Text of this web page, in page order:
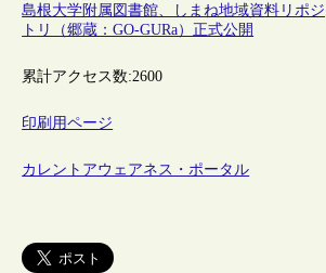
島根大学附属図書館、しまね地域資料リポジ
トリ（郷蔵：GO-GURa）正式公開
累計アクセス数:2600
印刷用ページ
カレントアウェアネス・ポータル